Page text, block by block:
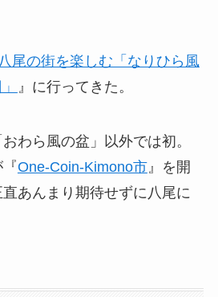
尾の街を楽しむ「なりひら風
』に行ってきた。
わら風の盆」以外では初。
One-Coin-Kimono市』を開
あんまり期待せずに八尾に